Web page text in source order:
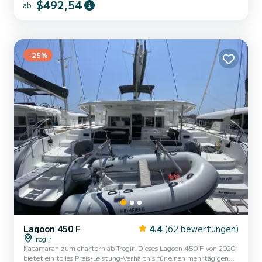
Fahrten. Diese Oceanis 48 ist mit 3 Toiletten mit Dusche
Autopilot, Bugstrahlruder. Zögern Sie nicht, uns für ein A...
ab $492,54
-25%
Lagoon 450 F 4.4 (62 bewertungen)
Trogir
Katamaran zum chartern ab Trogir. Dieses Lagoon 450 F von 2020
bietet ein tolles Preis-Leistung-Verhältnis für einen mehrtägigen